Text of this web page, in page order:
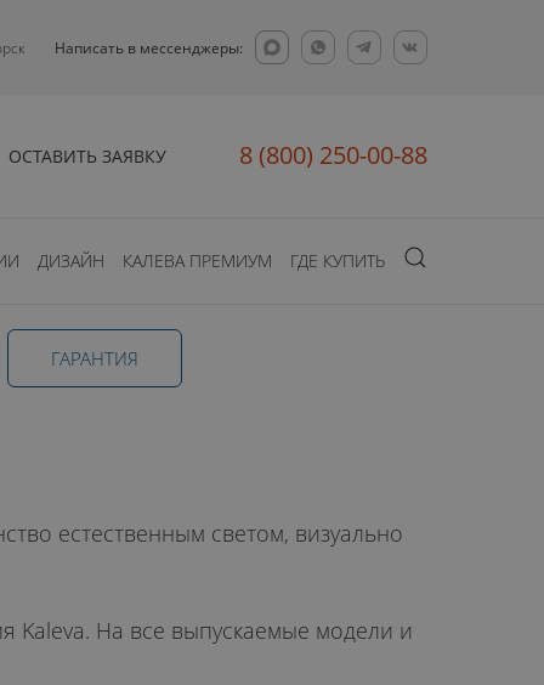
Написать в мессенджеры:
ОСТАВИТЬ ЗАЯВКУ 8 (800) 250-00-88
ДИЗАЙН КАЛЕВА ПРЕМИУМ ГДЕ КУПИТЬ
ГАРАНТИЯ
естественным светом, визуально
Kaleva. На все выпускаемые модели и